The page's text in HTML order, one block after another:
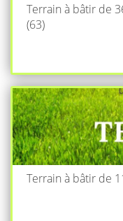
Terrain à bâtir de
(63)
Terrain à bâtir de